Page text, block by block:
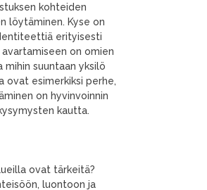
kohteiden
löytäminen. Kyse on
erityisesti
on omien
suuntaan yksilö
ovat esimerkiksi perhe,
on hyvinvoinnin
kautta.
ovat tärkeitä?
luontoon ja